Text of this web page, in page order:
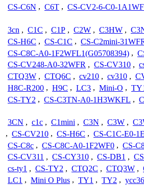
CS-C6N , C6T , CS-CV2-6-C0-
3cn , C1C , C1P , C2W , C3HW ,
CS-H6C , CS-C1C , CS-C2mini-
CS-C8C-A0-1F2WFL1(G05708394) ,
CS-CV248-A0-32WFR , CS-CV310 ,
CTQ3W , CTQ6C , cv210 , cv310 ,
H8C-R200 , H9C , LC3 , Mini-O ,
CS-TY2 , CS-C3TN-A0-1H3WKFL ,
3CN , c1c , C1mini , C3N , C3W ,
, CS-CV210 , CS-H6C , CS-C1C-E0-
CS-C8c , CS-C8C-A0-1F2WF0 , CS-
CS-CV311 , CS-CY310 , CS-DB1 ,
cs-ty1 , CS-TY2 , CTQ2C , CTQ3W ,
LC1 , Mini O Plus , TY1 , TY2 ,